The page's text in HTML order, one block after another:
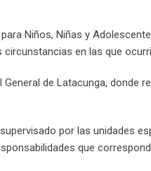
Niños, Niñas y
en las que
de Latacunga, donde
por las unidades
que